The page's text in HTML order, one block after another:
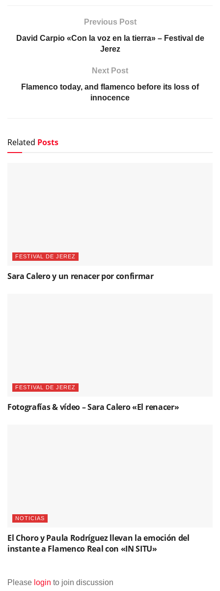
Previous Post
David Carpio «Con la voz en la tierra» – Festival de
Jerez
Next Post
Flamenco today, and flamenco before its loss of
innocence
Related Posts
FESTIVAL DE JEREZ
Sara Calero y un renacer por confirmar
FESTIVAL DE JEREZ
Fotografías & vídeo – Sara Calero «El renacer»
NOTICIAS
El Choro y Paula Rodríguez llevan la emoción del
instante a Flamenco Real con «IN SITU»
Please login to join discussion